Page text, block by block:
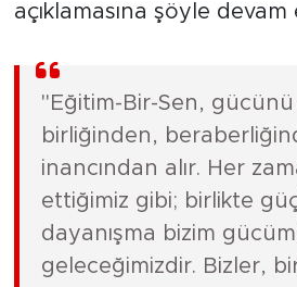
açıklamasına şöyle devam
"Eğitim-Bir-Sen,
birliğinden,
inancından alır. Her
ettiğimiz gibi; birlikte
dayanışma bizim
geleceğimizdir. Bizler,